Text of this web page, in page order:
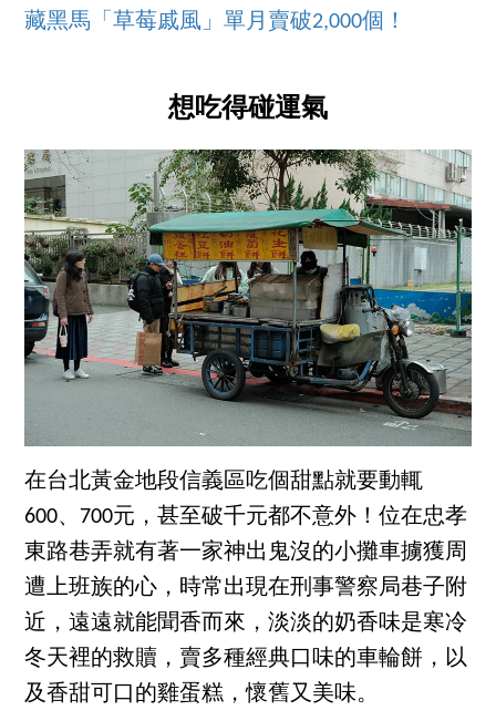
藏黑馬「草莓戚風」單月賣破2,000個！
想吃得碰運氣
在台北黃金地段信義區吃個甜點就要動輒
600、700元，甚至破千元都不意外！位在忠孝
東路巷弄就有著一家神出鬼沒的小攤車擄獲周
遭上班族的心，時常出現在刑事警察局巷子附
近，遠遠就能聞香而來，淡淡的奶香味是寒冷
冬天裡的救贖，賣多種經典口味的車輪餅，以
及香甜可口的雞蛋糕，懷舊又美味。